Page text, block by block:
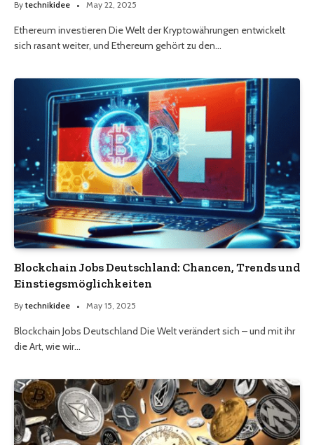
By technikidee May 22, 2025
Ethereum investieren Die Welt der Kryptowährungen entwickelt
sich rasant weiter, und Ethereum gehört zu den…
Blockchain Jobs Deutschland: Chancen, Trends und
Einstiegsmöglichkeiten
By technikidee May 15, 2025
Blockchain Jobs Deutschland Die Welt verändert sich – und mit ihr
die Art, wie wir…